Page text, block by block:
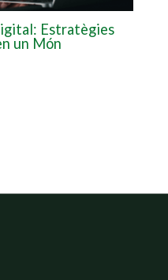
Estratègies
un Món